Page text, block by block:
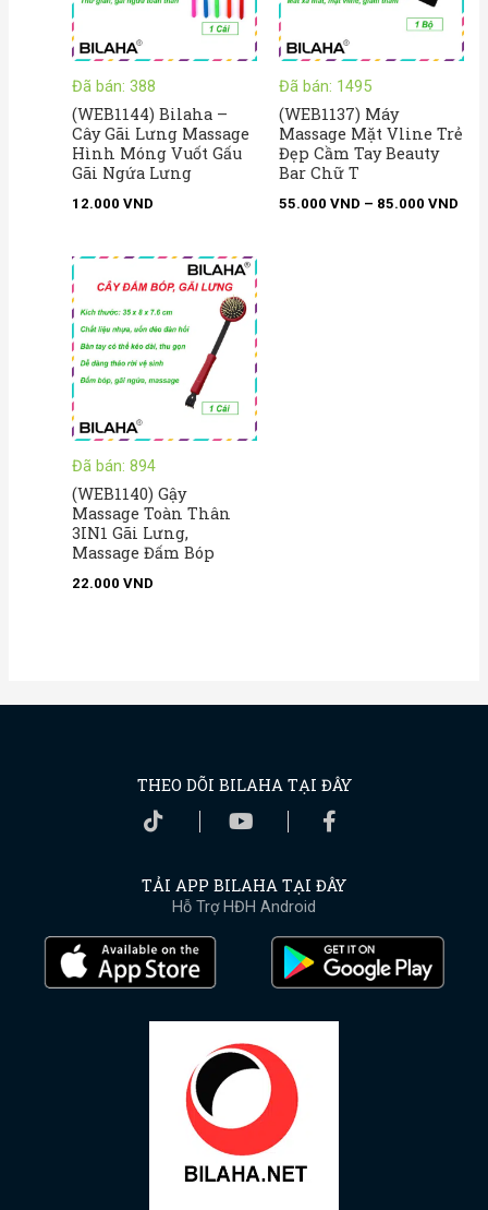
Đã bán: 388
(WEB1144) Bilaha –
Cây Gãi Lưng Massage
Hình Móng Vuốt Gấu
Gãi Ngứa Lưng
12.000VND
Đã bán: 1495
(WEB1137) Máy
Massage Mặt Vline Trẻ
Đẹp Cầm Tay Beauty
Bar Chữ T
55.000 VND – 85.000 VND
Đã bán: 894
(WEB1140) Gậy
Massage Toàn Thân
3IN1 Gãi Lưng,
Massage Đấm Bóp
22.000VND
THEO DÕI BILAHA TẠI ĐÂY
TẢI APP BILAHA TẠI ĐÂY
Hỗ Trợ HĐH Android